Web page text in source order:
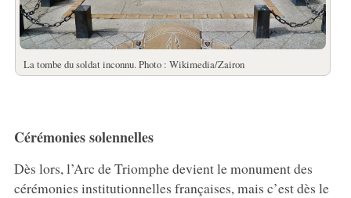
La tombe du soldat inconnu. Photo : Wikimedia/Zairon
Cérémonies solennelles
Dès lors, l’Arc de Triomphe devient le monument des
cérémonies institutionnelles françaises, mais c’est dès le